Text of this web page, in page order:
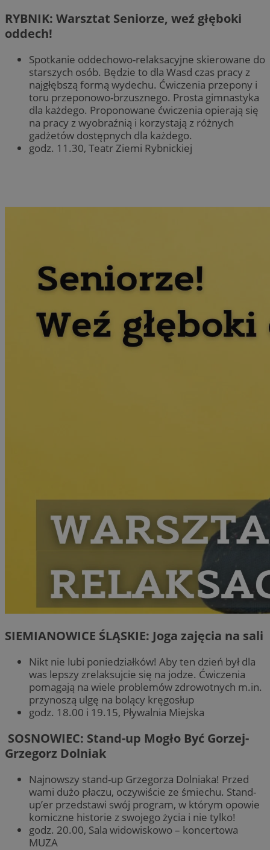
RYBNIK: Warsztat Seniorze, weź głęboki
oddech!
Spotkanie oddechowo-relaksacyjne skierowane do
starszych osób. Będzie to dla Wasd czas pracy z
najgłębszą formą wydechu. Ćwiczenia przepony i
toru przeponowo-brzusznego. Prosta gimnastyka
dla każdego. Proponowane ćwiczenia opierają się
na pracy z wyobraźnią i korzystają z różnych
gadżetów dostępnych dla każdego.
godz. 11.30, Teatr Ziemi Rybnickiej
SIEMIANOWICE ŚLĄSKIE: Joga zajęcia na sali
Nikt nie lubi poniedziałków! Aby ten dzień był dla
was lepszy zrelaksujcie się na jodze. Ćwiczenia
pomagają na wiele problemów zdrowotnych m.in.
przynoszą ulgę na bolący kręgosłup
godz. 18.00 i 19.15, Pływalnia Miejska
SOSNOWIEC: Stand-up Mogło Być Gorzej-
Grzegorz Dolniak
Najnowszy stand-up Grzegorza Dolniaka! Przed
wami dużo płaczu, oczywiście ze śmiechu. Stand-
up’er przedstawi swój program, w którym opowie
komiczne historie z swojego życia i nie tylko!
godz. 20.00, Sala widowiskowo – koncertowa
MUZA